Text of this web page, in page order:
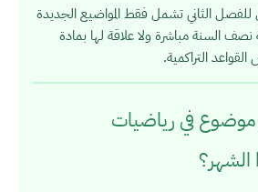
للفصل الثاني تشمل فقط المواضيع الجديدة
السنة مباشرة ولا علاقة لها بمادة
التراكمية.
في رياضيات